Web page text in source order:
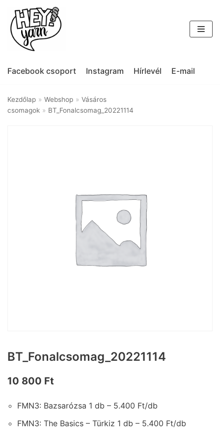
Skip
to
content
Facebook csoport Instagram Hírlevél E-mail
Kezdőlap » Webshop » Vásáros
csomagok » BT_Fonalcsomag_20221114
BT_Fonalcsomag_20221114
10 800 Ft
FMN3: Bazsarózsa 1 db – 5.400 Ft/db
FMN3: The Basics – Türkiz 1 db – 5.400 Ft/db